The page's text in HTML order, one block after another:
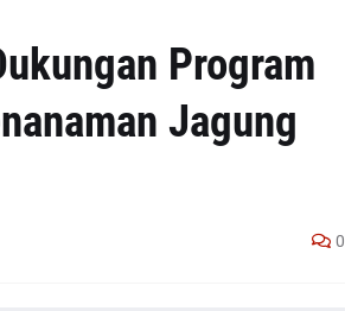
Program
Jagung
0